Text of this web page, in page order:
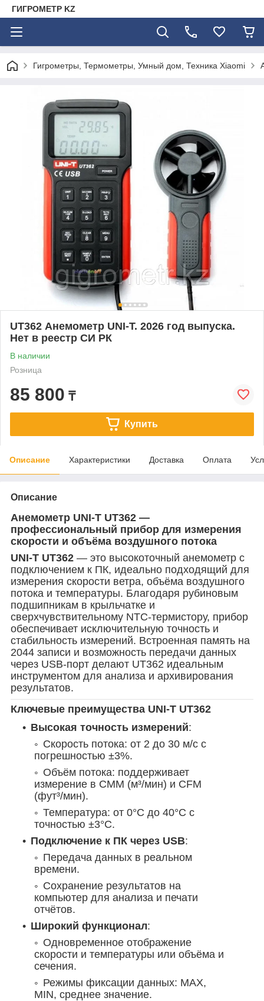
ГИГРОМЕТР KZ
Гигрометры, Термометры, Умный дом, Техника Xiaomi
UT362 Анемометр UNI-T. 2026 год выпуска.
Нет в реестр СИ РК
В наличии
Розница
85 800 ₸
Купить
Описание Характеристики Доставка Оплата
Описание
Анемометр UNI-T UT362 —
профессиональный прибор для измерения
скорости и объёма воздушного потока
UNI-T UT362 — это высокоточный анемометр с
подключением к ПК, идеально подходящий для
измерения скорости ветра, объёма воздушного
потока и температуры. Благодаря рубиновым
подшипникам в крыльчатке и
сверхчувствительному NTC-термистору, прибор
обеспечивает исключительную точность и
стабильность измерений. Встроенная память на
2044 записи и возможность передачи данных
через USB-порт делают UT362 идеальным
инструментом для анализа и архивирования
результатов.
Ключевые преимущества UNI-T UT362
Высокая точность измерений:
Скорость потока: от 2 до 30 м/с с
погрешностью ±3%.
Объём потока: поддерживает
измерение в CMM (м³/мин) и CFM
(фут³/мин).
Температура: от 0°C до 40°C с
точностью ±3°C.
Подключение к ПК через USB:
Передача данных в реальном
времени.
Сохранение результатов на
компьютер для анализа и печати
отчётов.
Широкий функционал:
Одновременное отображение
скорости и температуры или объёма и
сечения.
Режимы фиксации данных: MAX,
MIN, среднее значение.